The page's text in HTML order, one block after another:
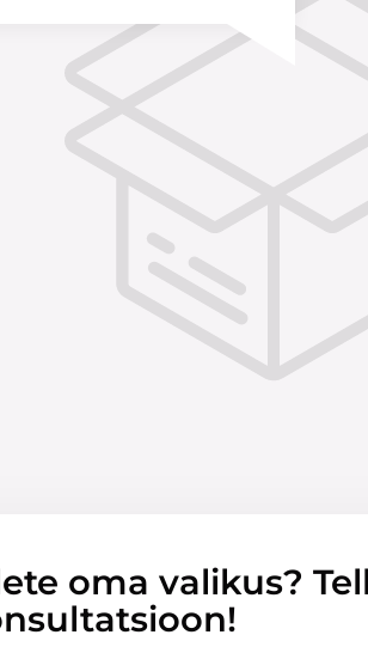
oma valikus?